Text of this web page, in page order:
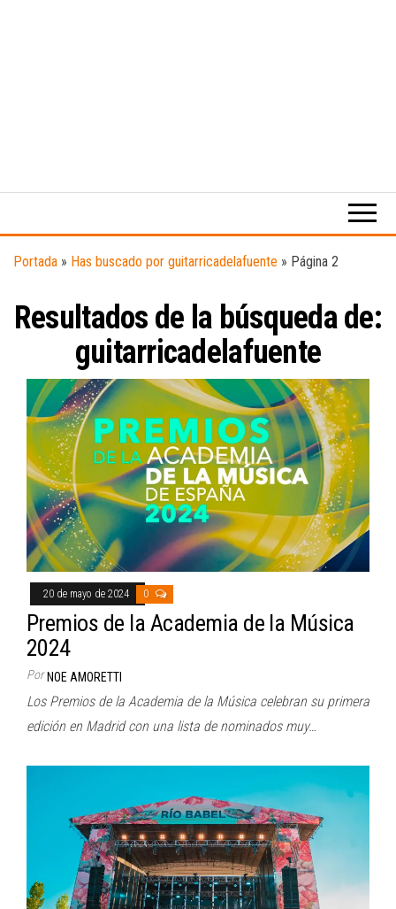
digital
el
música.
Portada » Has buscado por guitarricadelafuente » Página 2
Resultados de la búsqueda de:
guitarricadelafuente
20 de mayo de 2024 0
Premios de la Academia de la Música
2024
Por NOE AMORETTI
Los Premios de la Academia de la Música celebran su primera
edición en Madrid con una lista de nominados muy…